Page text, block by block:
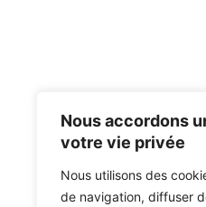
Nous accordons
votre vie privée
Nous utilisons des
de navigation, diffuser